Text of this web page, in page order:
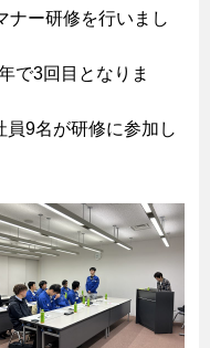
ナー研修を行いまし
で3回目となりま
9名が研修に参加し